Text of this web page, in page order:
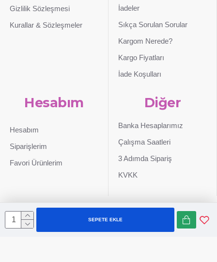
SEPETE EKLE
Gizlilik Sözleşmesi
Kurallar & Sözleşmeler
İadeler
Sıkça Sorulan Sorular
Kargom Nerede?
Kargo Fiyatları
İade Koşulları
Hesabım
Hesabım
Siparişlerim
Favori Ürünlerim
Diğer
Banka Hesaplarımız
Çalışma Saatleri
3 Adımda Sipariş
KVKK
Sepetim 0507 724 65 90 Whatsapp